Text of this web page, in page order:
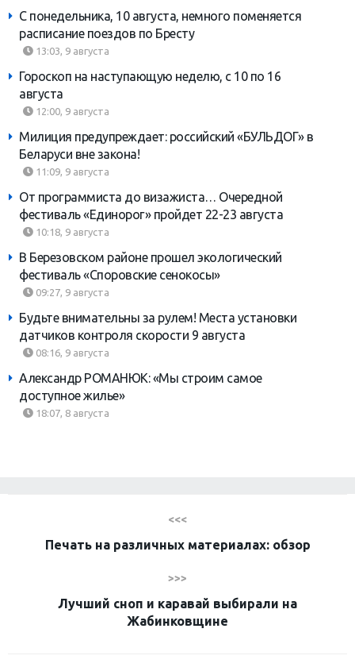
С понедельника, 10 августа, немного поменяется
расписание поездов по Бресту
13:03, 9 августа
Гороскоп на наступающую неделю, с 10 по 16
августа
12:00, 9 августа
Милиция предупреждает: российский «БУЛЬДОГ» в
Беларуси вне закона!
11:09, 9 августа
От программиста до визажиста… Очередной
фестиваль «Единорог» пройдет 22-23 августа
10:18, 9 августа
В Березовском районе прошел экологический
фестиваль «Споровские сенокосы»
09:27, 9 августа
Будьте внимательны за рулем! Места установки
датчиков контроля скорости 9 августа
08:16, 9 августа
Александр РОМАНЮК: «Мы строим самое
доступное жилье»
18:07, 8 августа
<<<
Печать на различных материалах: обзор
>>>
Лучший сноп и каравай выбирали на
Жабинковщине